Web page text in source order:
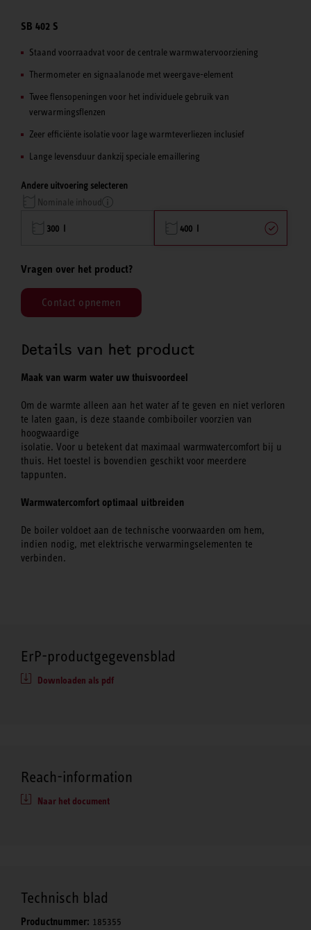
SB 402 S
Staand voorraadvat voor de centrale warmwatervoorziening
Thermometer en signaalanode met weergave-element
Twee flensopeningen voor het individuele gebruik van
verwarmingsflenzen
Zeer efficiënte isolatie voor lage warmteverliezen inclusief
Lange levensduur dankzij speciale emaillering
Andere uitvoering selecteren
Nominale inhoud
300 l 400 l
Vragen over het product?
Contact opnemen
Details van het product
Maak van warm water uw thuisvoordeel
Om de warmte alleen aan het water af te geven en niet verloren
te laten gaan, is deze staande combiboiler voorzien van
hoogwaardige
isolatie. Voor u betekent dat maximaal warmwatercomfort bij u
thuis. Het toestel is bovendien geschikt voor meerdere
tappunten.
Warmwatercomfort optimaal uitbreiden
De boiler voldoet aan de technische voorwaarden om hem,
indien nodig, met elektrische verwarmingselementen te
verbinden.
ErP-productgegevensblad
Downloaden als pdf
Reach-information
Naar het document
Technisch blad
Productnummer: 185355